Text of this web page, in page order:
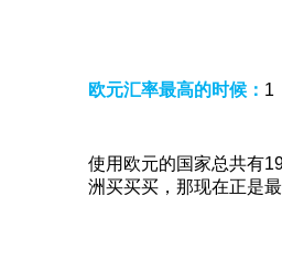
欧元汇率最高的时候： 1
使用欧元的国家总共有
洲买买买，那现在正是